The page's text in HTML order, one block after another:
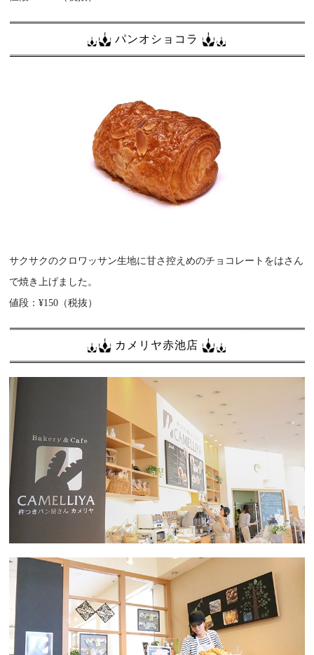
パンオショコラ
サクサクのクロワッサン生地に甘さ控えめのチョコレートをはさん
で焼き上げました。
値段：¥150（税抜）
カメリヤ赤池店